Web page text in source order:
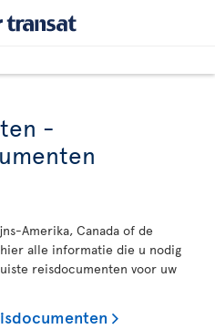
-
Amerika, Canada of de
alle informatie die u nodig
reisdocumenten voor uw